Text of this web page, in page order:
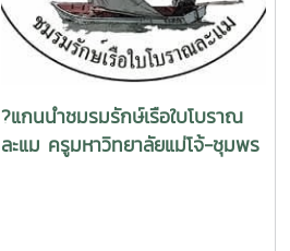
?แกนนำชมรมรักษ์เรือใบโบราณ
ละแม ครูมหาวิทยาลัยแม่โจ้-ชุมพร